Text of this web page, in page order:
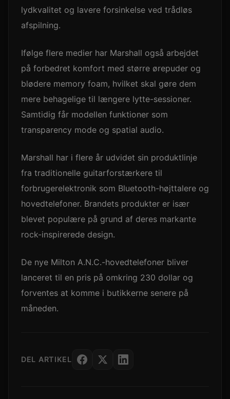
lydkvalitet og lavere forsinkelse ved trådløs
afspilning.
Ifølge flere medier har Marshall også arbejdet
på forbedret komfort med større ørepuder og
blødere memory foam, hvilket skal gøre dem
mere behagelige til længere lytte-sessioner.
Samtidig får modellen funktioner som
transparency mode og spatial audio.
Marshall har i flere år udvidet sin produktlinje
fra traditionelle guitarforstærkere til
forbrugerelektronik som Bluetooth-højttalere og
hovedtelefoner. Brandets produkter er især
blevet populære på grund af deres markante
rock-inspirerede design.
De nye Milton A.N.C.-hovedtelefoner bliver
lanceret til en pris på omkring 230 dollar og
forventes at komme i butikkerne senere på
måneden.
DEL ARTIKEL